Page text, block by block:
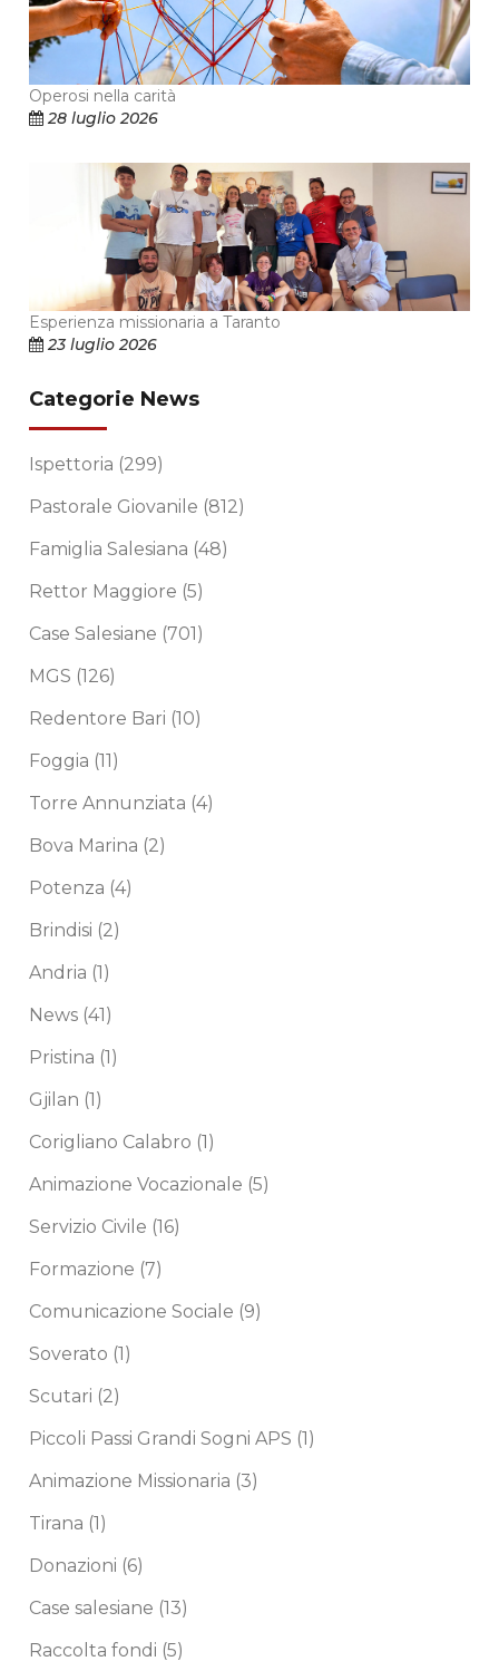
Operosi nella carità
28 luglio 2026
Esperienza missionaria a Taranto
23 luglio 2026
Categorie News
Ispettoria (299)
Pastorale Giovanile (812)
Famiglia Salesiana (48)
Rettor Maggiore (5)
Case Salesiane (701)
MGS (126)
Redentore Bari (10)
Foggia (11)
Torre Annunziata (4)
Bova Marina (2)
Potenza (4)
Brindisi (2)
Andria (1)
News (41)
Pristina (1)
Gjilan (1)
Corigliano Calabro (1)
Animazione Vocazionale (5)
Servizio Civile (16)
Formazione (7)
Comunicazione Sociale (9)
Soverato (1)
Scutari (2)
Piccoli Passi Grandi Sogni APS (1)
Animazione Missionaria (3)
Tirana (1)
Donazioni (6)
Case salesiane (13)
Raccolta fondi (5)